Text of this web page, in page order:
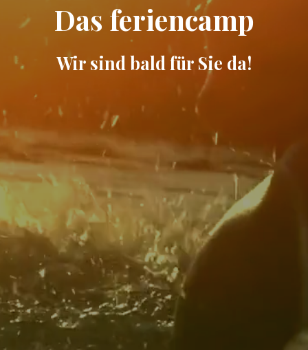
Das feriencamp
Wir sind bald für Sie da!